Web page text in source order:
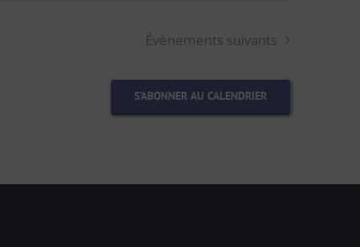
Évènements suivants
S’ABONNER AU CALENDRIER